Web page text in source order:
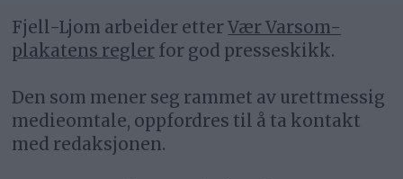
Fjell-Ljom arbeider etterVær Varsom-
plakatens regler for god presseskikk.
Den som mener seg rammet av urettmessig
medieomtale, oppfordres til å ta kontakt
med redaksjonen.